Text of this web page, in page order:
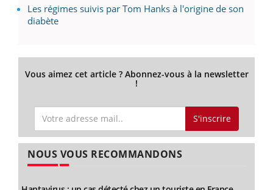
Les régimes suivis par Tom Hanks à l'origine de son
diabète
Vous aimez cet article ? Abonnez-vous à la newsletter
!
S'inscrire
NOUS VOUS RECOMMANDONS